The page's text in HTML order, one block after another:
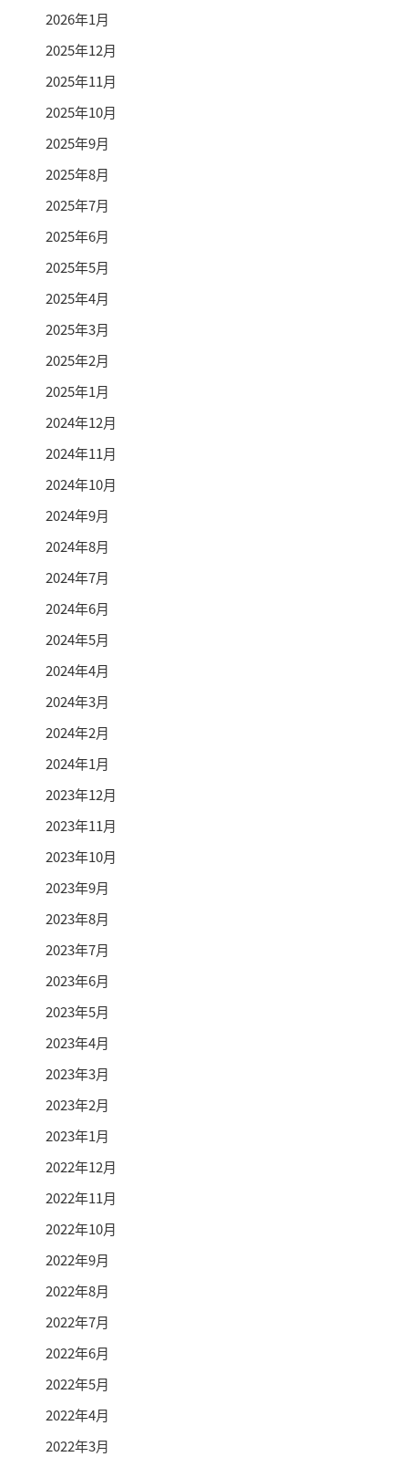
2026年1月
2025年12月
2025年11月
2025年10月
2025年9月
2025年8月
2025年7月
2025年6月
2025年5月
2025年4月
2025年3月
2025年2月
2025年1月
2024年12月
2024年11月
2024年10月
2024年9月
2024年8月
2024年7月
2024年6月
2024年5月
2024年4月
2024年3月
2024年2月
2024年1月
2023年12月
2023年11月
2023年10月
2023年9月
2023年8月
2023年7月
2023年6月
2023年5月
2023年4月
2023年3月
2023年2月
2023年1月
2022年12月
2022年11月
2022年10月
2022年9月
2022年8月
2022年7月
2022年6月
2022年5月
2022年4月
2022年3月